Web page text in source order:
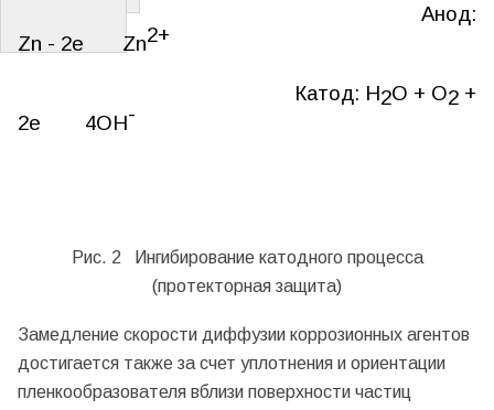
Анод:
Zn - 2e Zn2+
Катод: Н2О + О2 +
2e 4OH-
Рис. 2 Ингибирование катодного процесса
(протекторная защита)
Замедление скорости диффузии коррозионных агентов
достигается также за счет уплотнения и ориентации
пленкообразователя вблизи поверхности частиц